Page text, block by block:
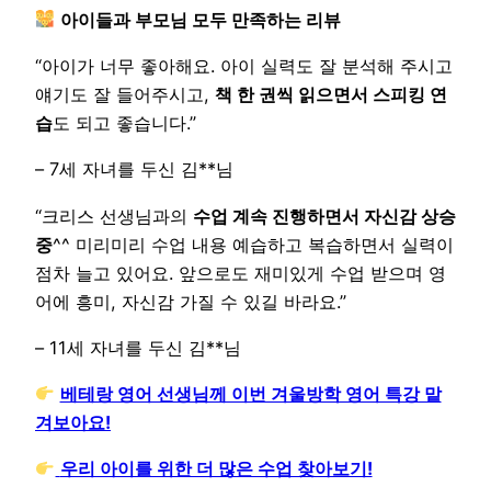
아이들과 부모님 모두 만족하는 리뷰
“아이가 너무 좋아해요. 아이 실력도 잘 분석해 주시고
얘기도 잘 들어주시고, 책 한 권씩 읽으면서 스피킹 연
습도 되고 좋습니다.”
– 7세 자녀를 두신 김**님
“크리스 선생님과의 수업 계속 진행하면서 자신감 상승
중^^ 미리미리 수업 내용 예습하고 복습하면서 실력이
점차 늘고 있어요. 앞으로도 재미있게 수업 받으며 영
어에 흥미, 자신감 가질 수 있길 바라요.”
– 11세 자녀를 두신 김**님
베테랑 영어 선생님께 이번 겨울방학 영어 특강 맡
겨보아요!
우리 아이를 위한 더 많은 수업 찾아보기!